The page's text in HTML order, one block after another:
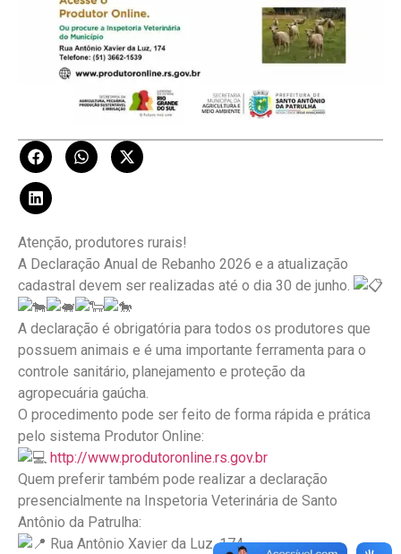
Atenção, produtores rurais!
A Declaração Anual de Rebanho 2026 e a atualização
cadastral devem ser realizadas até o dia 30 de junho.
A declaração é obrigatória para todos os produtores que
possuem animais e é uma importante ferramenta para o
controle sanitário, planejamento e proteção da
agropecuária gaúcha.
O procedimento pode ser feito de forma rápida e prática
pelo sistema Produtor Online:
http://www.produtoronline.rs.gov.br
Quem preferir também pode realizar a declaração
presencialmente na Inspetoria Veterinária de Santo
Antônio da Patrulha:
Rua Antônio Xavier da Luz, 174